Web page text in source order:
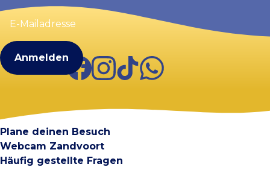
E-
Mailadresse
FacebookInstagram
TikTokWhatsApp
Plane deinen Besuch
Webcam Zandvoort
Häufig gestellte Fragen